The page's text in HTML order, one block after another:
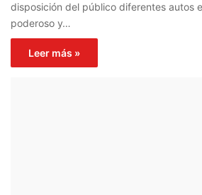
disposición del público diferentes autos
poderoso y…
Leer más »